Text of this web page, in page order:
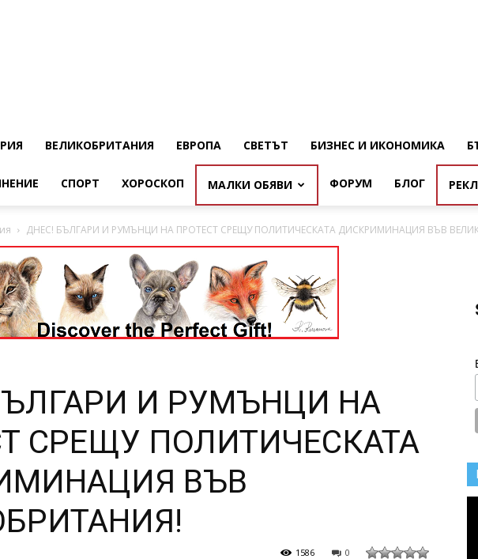
ВЕЛИКОБРИТАНИЯ ЕВРОПА СВЕТЪТ БИЗНЕС И ИКОНОМИКА
СПОРТ ХОРОСКОП МАЛКИ ОБЯВИ ФОРУМ БЛОГ
ДНЕС! БЪЛГАРИ И РУМЪНЦИ НА ПРОТЕСТ СРЕЩУ ПОЛИТИЧЕСКАТА ДИСКРИМИНАЦИЯ ВЪВ
И РУМЪНЦИ НА
СРЕЩУ ПОЛИТИЧЕСКАТА
ВЪВ
0
1586